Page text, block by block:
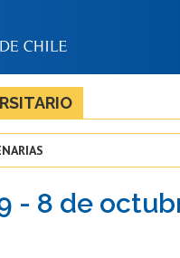
BIBLIOTECAS
LA UNIVERSIDAD
Estudiantes
Académicas/os
- 8 de